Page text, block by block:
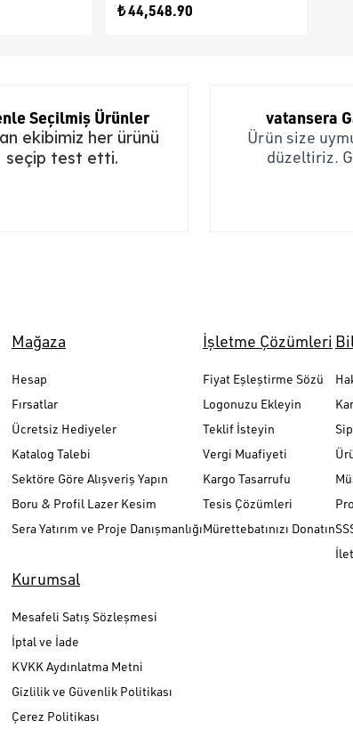
₺ 44,548.90
Seçilmiş Ürünler
ekibimiz her ürünü
seçip test etti.
vatansera
Ürün size
düzeltiriz.
Mağaza
Hesap
Fırsatlar
Ücretsiz Hediyeler
Katalog Talebi
Sektöre Göre Alışveriş Yapın
Boru & Profil Lazer Kesim
Sera Yatırım ve Proje Danışmanlığı
İşletme Çözümleri
Fiyat Eşleştirme Sözü
Logonuzu Ekleyin
Teklif İsteyin
Vergi Muafiyeti
Kargo Tasarrufu
Tesis Çözümleri
Mürettebatınızı Donatın
Kurumsal
Mesafeli Satış Sözleşmesi
İptal ve İade
KVKK Aydınlatma Metni
Gizlilik ve Güvenlik Politikası
Çerez Politikası